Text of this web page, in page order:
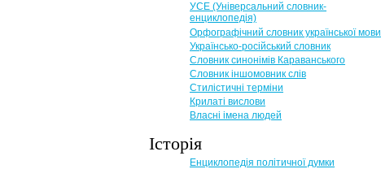
УСЕ (Універсальний словник-
енциклопедія)
Орфографічний словник української мови
Українсько-російський словник
Словник синонімів Караванського
Словник іншомовник слів
Стилістичні терміни
Крилаті вислови
Власні імена людей
Історія
Енциклопедія політичної думки